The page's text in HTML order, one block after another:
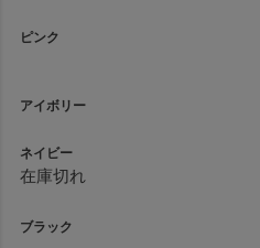
ピンク
アイボリー
ネイビー
在庫切れ
ブラック